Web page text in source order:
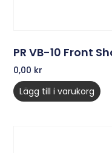
PR VB-10 Front
0,00 kr
Lägg till i varukorg